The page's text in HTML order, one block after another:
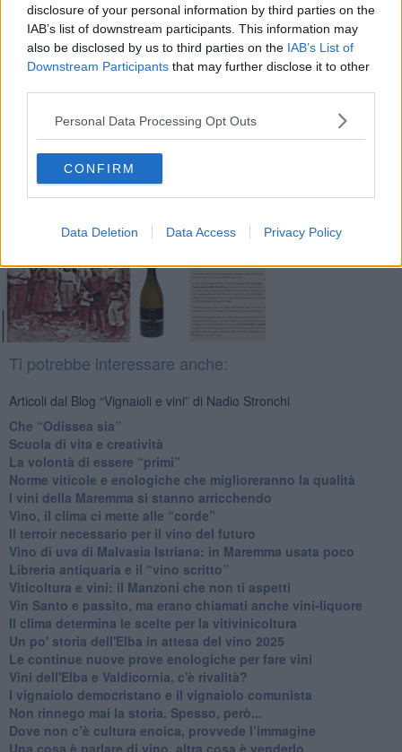
disclosure of your personal information by third parties on the
IAB’s list of downstream participants. This information may
also be disclosed by us to third parties on the IAB’s List of
Downstream Participants that may further disclose it to other
Personal Data Processing Opt Outs
CONFIRM
Data Deletion Data Access Privacy Policy
Nadio Stronchi
Se vuoi leggere le notizie principali della Toscana iscriviti alla
Newsletter QUInews - ToscanaMedia.Arriva gratis tutti i giorni
alle 20:00 direttamente nella tua casella di posta.
Basta cliccareQUI
Fotogallery
Ti potrebbe interessare anche:
Articoli dal Blog “Vignaioli e vini” di Nadio Stronchi
​Che “Odissea sia”
Scuola di vita e creatività
​La volontà di essere “primi”
Norme viticole e enologiche che miglioreranno la qualità
​I vini della Maremma si stanno arricchendo
Vino, il clima ci mette alle “corde”
Il terroir necessario per il vino del futuro
​Vino di uva di Malvasia Istriana: in Maremma usata poco
​Libreria antiquaria e il “vino scritto”
​Viticoltura e vini: il Manzoni che non ti aspetti
​Vin Santo e passito, ma erano chiamati anche vini-liquore
Il clima determina le scelte per la vitivinicoltura
Un po' storia dell'Elba in attesa del vino 2025
Le continue nuove prove enologiche per fare vini
Vini dell'Elba e Valdicornia, c'è rivalità?
​I vignaiolo democristano e il vignaiolo comunista
​Non rinnego mai la storia. Spesso, però...
​Dove non c’è cultura enoica, provvede l’immagine
​Una cosa è parlare di vino, altra cosa è venderlo